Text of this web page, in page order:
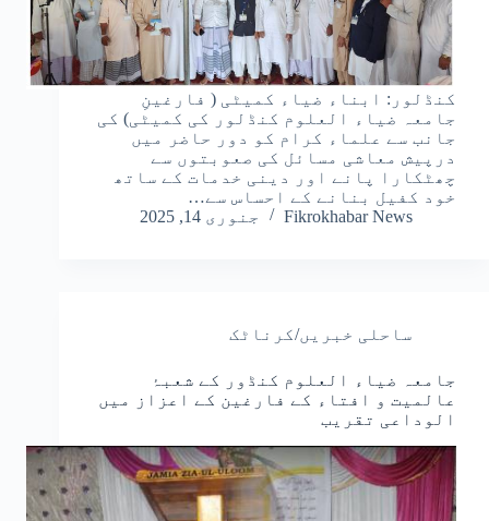
کنڈلور: ابناء ضیاء کمیٹی ( فارغینِ
جامعہ ضیاء العلوم کنڈلور کی کمیٹی) کی
جانب سے علماء کرام کو دور حاضر میں
درپیش معاشی مسائل کی صعوبتوں سے
چھٹکارا پانے اور دینی خدمات کے ساتھ
خود کفیل بنانے کے احساس سے…
Fikrokhabar News
جنوری 14, 2025
ساحلی خبریں/کرناٹک
جامعہ ضیاء العلوم کنڈور کے شعبۂ
عالمیت و افتاء کے فارغین کے اعزاز میں
الوداعی تقریب